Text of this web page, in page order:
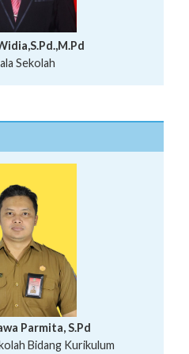
Sekolah
Parmita, S.Pd
Bidang Kurikulum
Pratita, S.Pd., M.Sn
Sutantri, S.Pd.